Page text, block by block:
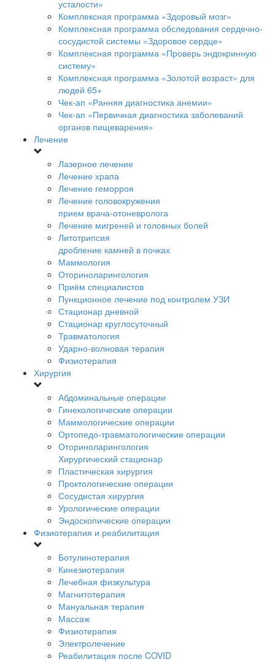
усталости»
Комплексная программа «Здоровый мозг»
Комплексная программа обследования сердечно-
сосудистой системы «Здоровое сердце»
Комплексная программа «Проверь эндокринную
систему»
Комплексная программа «Золотой возраст» для
людей 65+
Чек-ап «Ранняя диагностика анемии»
Чек-ап «Первичная диагностика заболеваний
органов пищеварения»
Лечение
Лазерное лечение
Лечение храпа
Лечение геморроя
Лечение головокружения
прием врача-отоневролога
Лечение мигреней и головных болей
Литотрипсия
дробление камней в почках
Маммология
Оториноларингология
Приём специалистов
Пункционное лечение под контролем УЗИ
Стационар дневной
Стационар круглосуточный
Травматология
Ударно-волновая терапия
Физиотерапия
Хирургия
Абдоминальные операции
Гинекологические операции
Маммологические операции
Ортопедо-травматологические операции
Оториноларингология
Хирургический стационар
Пластическая хирургия
Проктологические операции
Сосудистая хирургия
Урологические операции
Эндоскопические операции
Физиотерапия и реабилитация
Ботулинотерапия
Кинезиотерапия
Лечебная физкультура
Магнитотерапия
Мануальная терапия
Массаж
Физиотерапия
Электролечение
Реабилитация после COVID